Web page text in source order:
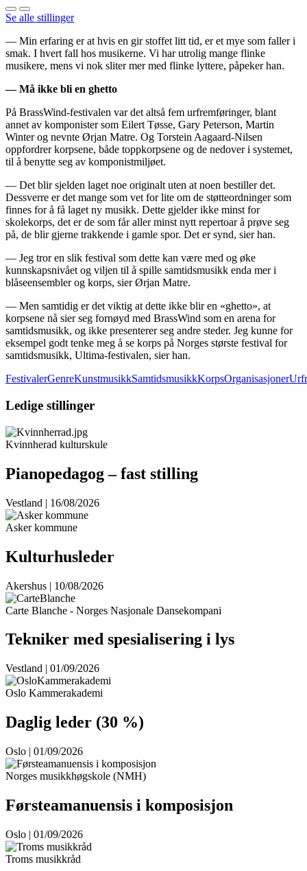
Se alle stillinger
— Min erfaring er at hvis en gir stoffet litt tid, er et mye som faller i
smak. I hvert fall hos musikerne. Vi har utrolig mange flinke
musikere, mens vi nok sliter mer med flinke lyttere, påpeker han.
— Må ikke bli en ghetto
På BrassWind-festivalen var det altså fem urfremføringer, blant
annet av komponister som Eilert Tøsse, Gary Peterson, Martin
Winter og nevnte Ørjan Matre. Og Torstein Aagaard-Nilsen
oppfordrer korpsene, både toppkorpsene og de nedover i systemet,
til å benytte seg av komponistmiljøet.
— Det blir sjelden laget noe originalt uten at noen bestiller det.
Dessverre er det mange som vet for lite om de støtteordninger som
finnes for å få laget ny musikk. Dette gjelder ikke minst for
skolekorps, det er de som får aller minst nytt repertoar å prøve seg
på, de blir gjerne trakkende i gamle spor. Det er synd, sier han.
— Jeg tror en slik festival som dette kan være med og øke
kunnskapsnivået og viljen til å spille samtidsmusikk enda mer i
blåseensembler og korps, sier Ørjan Matre.
— Men samtidig er det viktig at dette ikke blir en «ghetto», at
korpsene nå sier seg fornøyd med BrassWind som en arena for
samtidsmusikk, og ikke presenterer seg andre steder. Jeg kunne for
eksempel godt tenke meg å se korps på Norges største festival for
samtidsmusikk, Ultima-festivalen, sier han.
FestivalerGenreKunstmusikkSamtidsmusikkKorpsOrganisasjoner
Ledige stillinger
Kvinnherad kulturskule
Pianopedagog – fast stilling
Vestland | 16/08/2026
Asker kommune
Kulturhusleder
Akershus | 10/08/2026
Carte Blanche - Norges Nasjonale Dansekompani
Tekniker med spesialisering i lys
Vestland | 01/09/2026
Oslo Kammerakademi
Daglig leder (30 %)
Oslo | 01/09/2026
Norges musikkhøgskole (NMH)
Førsteamanuensis i komposisjon
Oslo | 01/09/2026
Troms musikkråd